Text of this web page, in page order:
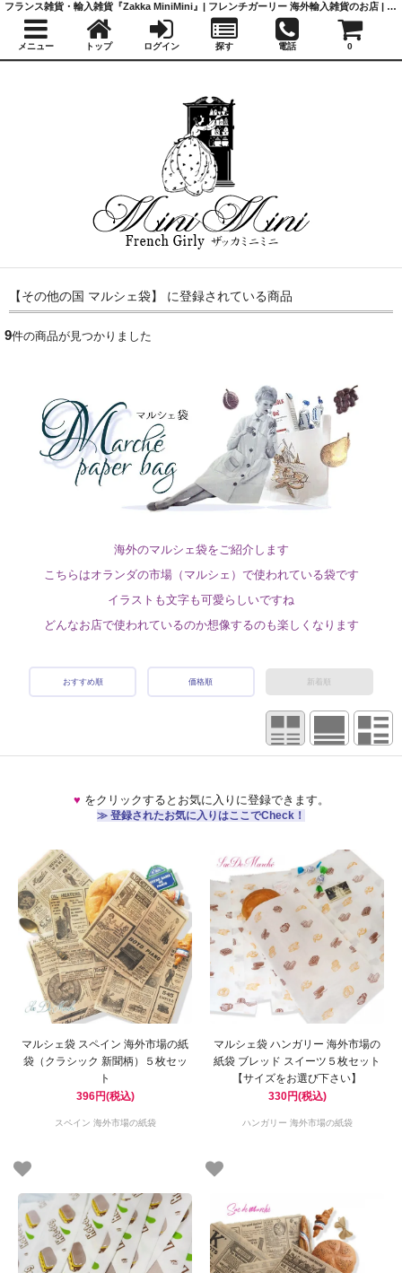
【その他の国 マルシェ袋】 に登録されている商品
9件の商品が見つかりました
海外のマルシェ袋をご紹介します
こちらはオランダの市場（マルシェ）で使われている袋です
イラストも文字も可愛らしいですね
どんなお店で使われているのか想像するのも楽しくなります
おすすめ順 価格順 新着順
♥ をクリックするとお気に入りに登録できます。
≫ 登録されたお気に入りはここでCheck！
マルシェ袋 スペイン 海外市場の紙
袋（クラシック 新聞柄）５枚セッ
ト
396円(税込)
スペイン 海外市場の紙袋
マルシェ袋 ハンガリー 海外市場の
紙袋 ブレッド スイーツ５枚セット
【サイズをお選び下さい】
330円(税込)
ハンガリー 海外市場の紙袋
フランス雑貨・輸入雑貨『Zakka MiniMini』| フレンチガーリー 海外輸入雑貨のお店 | かわいい雑貨 | 蚤の市 | アンティーク
メニュー トップ ログイン 探す 電話 0